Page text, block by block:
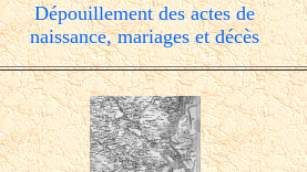
Dépouillement des actes de
naissance, mariages et décès